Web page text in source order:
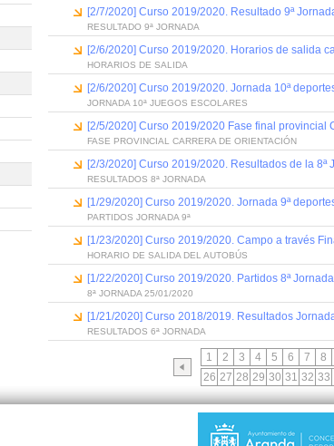
[2/7/2020] Curso 2019/2020. Resultado 9ª
RESULTADO 9ª JORNADA
[2/6/2020] Curso 2019/2020. Horarios de salida
HORARIOS DE SALIDA
[2/6/2020] Curso 2019/2020. Jornada 10ª
JORNADA 10ª JUEGOS ESCOLARES
[2/5/2020] Curso 2019/2020 Fase final provincial
FASE PROVINCIAL CARRERA DE ORIENTACIÓN
[2/3/2020] Curso 2019/2020. Resultados de la
RESULTADOS 8ª JORNADA
[1/29/2020] Curso 2019/2020. Jornada 9ª
PARTIDOS JORNADA 9ª
[1/23/2020] Curso 2019/2020. Campo a través
HORARIO DE SALIDA DEL AUTOBÚS
[1/22/2020] Curso 2019/2020. Partidos 8ª
8ª JORNADA 25/01/2020
[1/21/2020] Curso 2018/2019. Resultados
RESULTADOS 6ª JORNADA
1 2 3 4 5 6 7 8
26 27 28 29 30 31 32 33